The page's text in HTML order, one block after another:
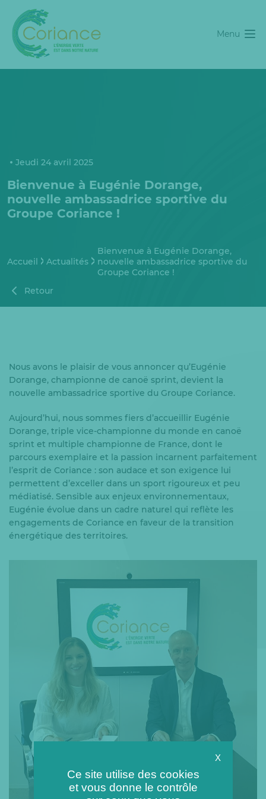
Menu
Jeudi 24 avril 2025
Bienvenue à Eugénie Dorange,
nouvelle ambassadrice sportive du
Groupe Coriance !
Accueil Actualités
Bienvenue à Eugénie Dorange,
nouvelle ambassadrice sportive du
Groupe Coriance !
Retour
Nous avons le plaisir de vous annoncer qu’Eugénie
Dorange, championne de canoë sprint, devient la
nouvelle ambassadrice sportive du Groupe Coriance.
Aujourd’hui, nous sommes fiers d’accueillir Eugénie
Dorange, triple vice-championne du monde en canoë
sprint et multiple championne de France, dont le
parcours exemplaire et la passion incarnent parfaitement
l’esprit de Coriance : son audace et son exigence lui
permettent d’exceller dans un sport rigoureux et peu
médiatisé. Sensible aux enjeux environnementaux,
Eugénie évolue dans un cadre naturel qui reflète les
engagements de Coriance en faveur de la transition
énergétique des territoires.
X
Ce site utilise des cookies
et vous donne le contrôle